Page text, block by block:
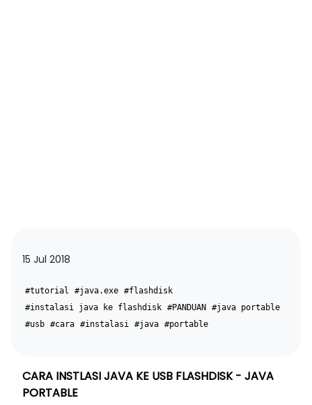
15 Jul 2018
#tutorial #java.exe #flashdisk
#instalasi java ke flashdisk #PANDUAN #java portable
#usb #cara #instalasi #java #portable
CARA INSTLASI JAVA KE USB FLASHDISK - JAVA
PORTABLE